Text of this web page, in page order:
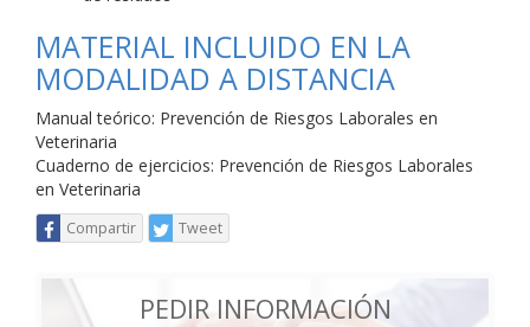
MATERIAL INCLUIDO EN LA
MODALIDAD A DISTANCIA
Manual teórico: Prevención de Riesgos Laborales en
Veterinaria
Cuaderno de ejercicios: Prevención de Riesgos Laborales
en Veterinaria
Compartir Tweet
PEDIR INFORMACIÓN